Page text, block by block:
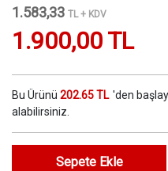
1.583,33 TL + KDV
1.900,00 TL
Bu Ürünü 202.65 TL 'den
alabilirsiniz.
Sepete Ekle